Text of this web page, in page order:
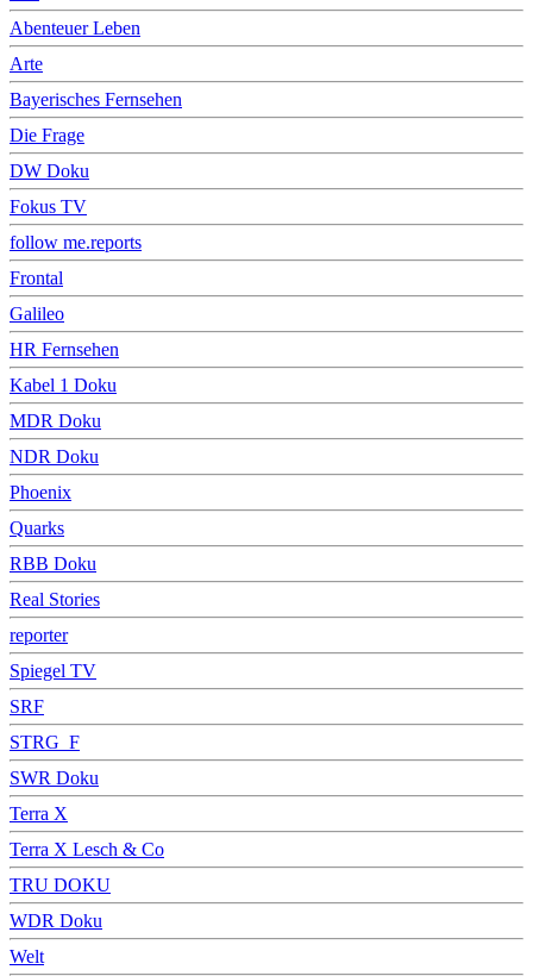
Abenteuer Leben
Arte
Bayerisches Fernsehen
Die Frage
DW Doku
Fokus TV
follow me.reports
Frontal
Galileo
HR Fernsehen
Kabel 1 Doku
MDR Doku
NDR Doku
Phoenix
Quarks
RBB Doku
Real Stories
reporter
Spiegel TV
SRF
STRG_F
SWR Doku
Terra X
Terra X Lesch & Co
TRU DOKU
WDR Doku
Welt